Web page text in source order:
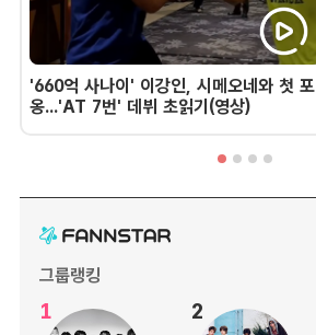
'660억 사나이' 이강인, 시메오네와 첫 포
옹...'AT 7번' 데뷔 초읽기(영상)
그룹랭킹
1 2